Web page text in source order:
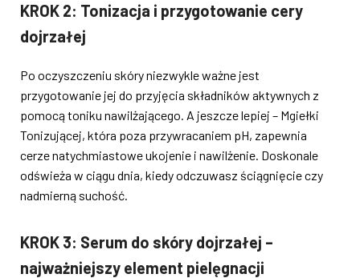
KROK 2: Tonizacja i przygotowanie cery
dojrzałej
Po oczyszczeniu skóry niezwykle ważne jest
przygotowanie jej do przyjęcia składników aktywnych z
pomocą toniku nawilżającego. A jeszcze lepiej – Mgiełki
Tonizującej, która poza przywracaniem pH, zapewnia
cerze natychmiastowe ukojenie i nawilżenie. Doskonale
odświeża w ciągu dnia, kiedy odczuwasz ściągnięcie czy
nadmierną suchość.
KROK 3: Serum do skóry dojrzałej –
najważniejszy element pielęgnacji